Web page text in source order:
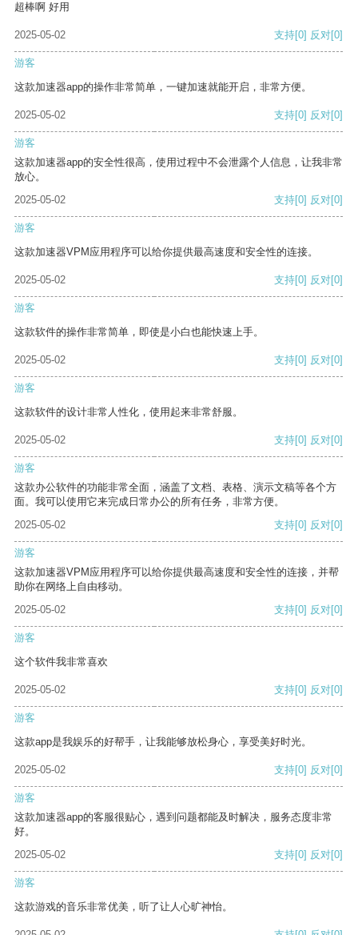
超棒啊 好用
2025-05-02 支持[0] 反对[0]
游客
这款加速器app的操作非常简单，一键加速就能开启，非常方便。
2025-05-02 支持[0] 反对[0]
游客
这款加速器app的安全性很高，使用过程中不会泄露个人信息，让我非常
放心。
2025-05-02
支持[0] 反对[0]
游客
这款加速器VPM应用程序可以给你提供最高速度和安全性的连接。
2025-05-02 支持[0] 反对[0]
游客
这款软件的操作非常简单，即使是小白也能快速上手。
2025-05-02 支持[0] 反对[0]
游客
这款软件的设计非常人性化，使用起来非常舒服。
2025-05-02 支持[0] 反对[0]
游客
这款办公软件的功能非常全面，涵盖了文档、表格、演示文稿等各个方
面。我可以使用它来完成日常办公的所有任务，非常方便。
2025-05-02
支持[0] 反对[0]
游客
这款加速器VPM应用程序可以给你提供最高速度和安全性的连接，并帮
助你在网络上自由移动。
2025-05-02
支持[0] 反对[0]
游客
这个软件我非常喜欢
2025-05-02 支持[0] 反对[0]
游客
这款app是我娱乐的好帮手，让我能够放松身心，享受美好时光。
2025-05-02 支持[0] 反对[0]
游客
这款加速器app的客服很贴心，遇到问题都能及时解决，服务态度非常
好。
2025-05-02
支持[0] 反对[0]
游客
这款游戏的音乐非常优美，听了让人心旷神怡。